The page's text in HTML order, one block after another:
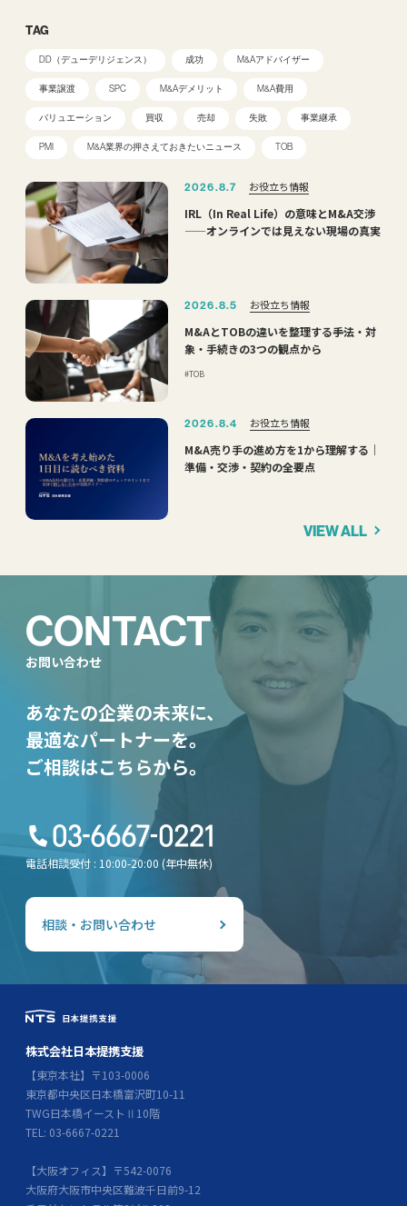
TAG
DD（デューデリジェンス） 成功 M&Aアドバイザー
事業譲渡 SPC M&Aデメリット M&A費用
バリュエーション 買収 売却 失敗 事業継承
PMI M&A業界の押さえておきたいニュース TOB
2026.8.7 お役立ち情報
IRL（In Real Life）の意味とM&A交渉
——オンラインでは見えない現場の真実
2026.8.5 お役立ち情報
M&AとTOBの違いを整理する――手法・対
象・手続きの3つの観点から
TOB
2026.8.4 お役立ち情報
M&A売り手の進め方を1から理解する｜
準備・交渉・契約の全要点
VIEW ALL
CONTACT
お問い合わせ
あなたの企業の未来に、
最適なパートナーを。
ご相談はこちらから。
電話相談受付 : 10:00-20:00 (年中無休)
相談・お問い合わせ
株式会社日本提携支援
【東京本社】〒103-0006
東京都中央区日本橋富沢町10-11
TWG日本橋イーストⅡ10階
TEL: 03-6667-0221
【大阪オフィス】〒542-0076
大阪府大阪市中央区難波千日前9-12